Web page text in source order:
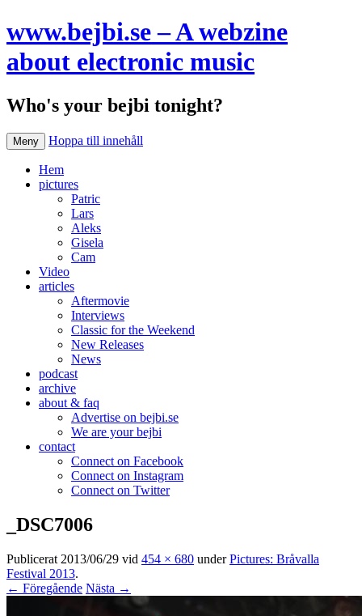
www.bejbi.se – A webzine
about electronic music
Who's your bejbi tonight?
Meny Hoppa till innehåll
Hem
pictures
Patric
Lars
Aleks
Gisela
Cam
Video
articles
Aftermovie
Interviews
Classic for the Weekend
New Releases
News
podcast
archive
about & faq
Advertise on bejbi.se
We are your bejbi
contact
Connect on Facebook
Connect on Instagram
Connect on Twitter
_DSC7006
Publicerat 2013/06/29 vid 454 × 680 underPictures: Bråvalla
Festival 2013.
← Föregående Nästa →